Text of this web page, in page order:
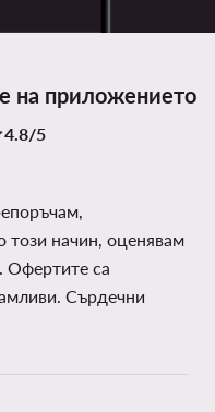
на приложението
4.8/5
този начин, оценявам
Офертите са
Сърдечни